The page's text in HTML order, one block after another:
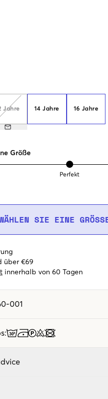
Jahre 14 Jahre 16 Jahre
Größe
Perfekt
SIE EINE GRÖSSE
über €69
innerhalb von 60 Tagen
001
: